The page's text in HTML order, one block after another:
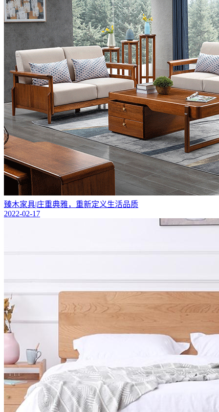
臻木家具|庄重典雅，重新定义生活品质
2022-02-17